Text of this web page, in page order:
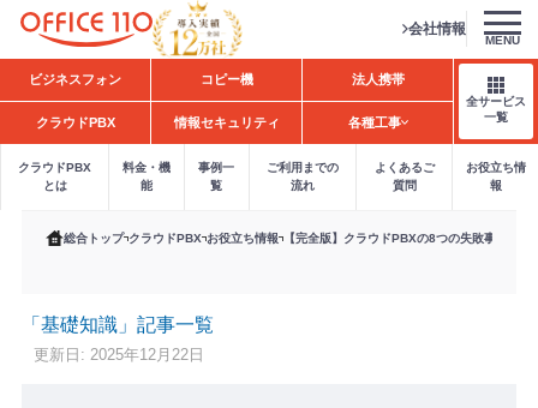
H
o
会社情報
MENU
ビジネスフォン コピー機 法人携帯
クラウドPBX 情報セキュリティ 各種工事
全サービス
一覧
クラウドPBX
とは
料金・機
能
事例一
覧
ご利用までの
流れ
よくあるご
質問
お役立ち情
報
総合トップ クラウドPBX お役立ち情報 【完全版】クラウドPBXの8つの失敗事例と導
「基礎知識」記事一覧
更新日: 2025年12月22日